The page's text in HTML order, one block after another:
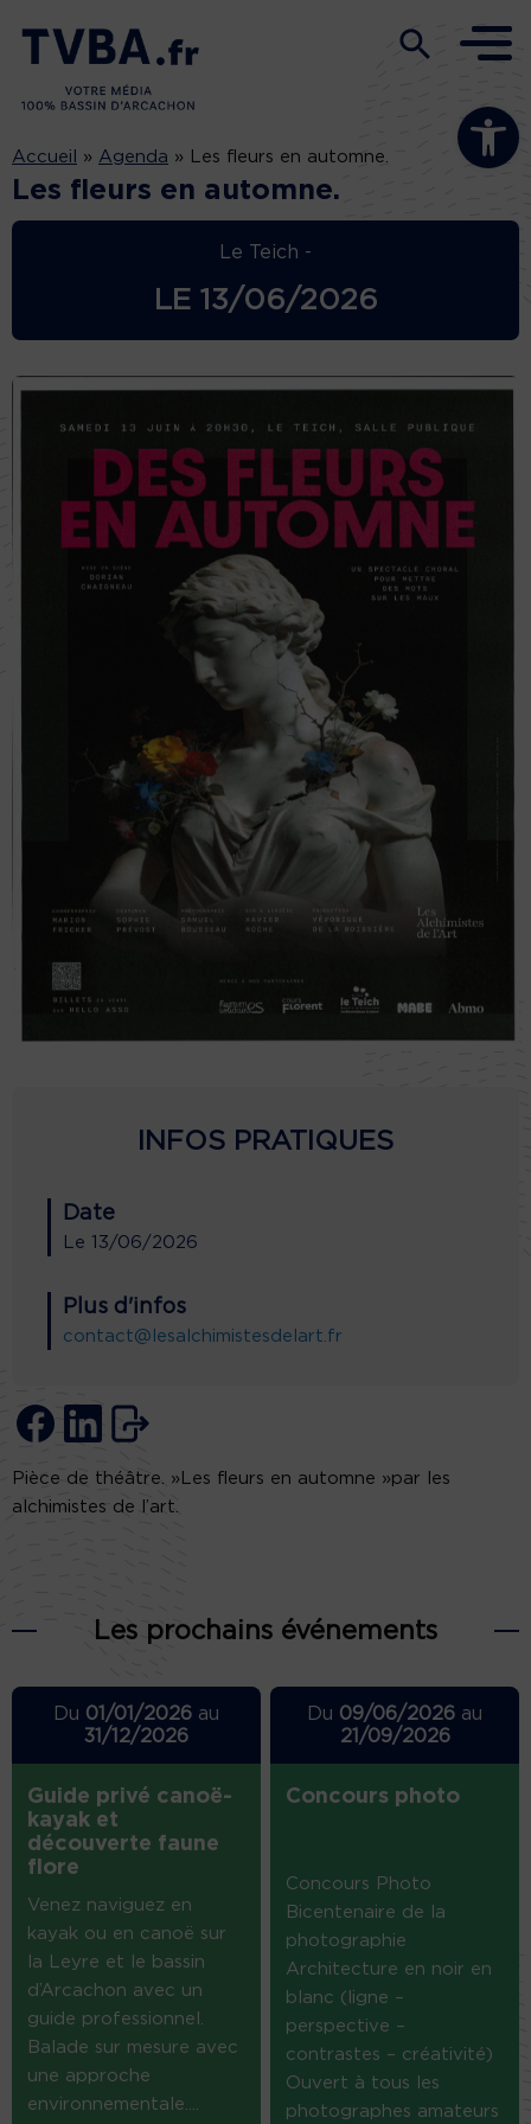
Ouvrir la
Accueil » Agenda » Les fleurs en automne.
Les fleurs en automne.
Le Teich -
LE 13/06/2026
INFOS PRATIQUES
Date
Le 13/06/2026
Plus d'infos
contact@lesalchimistesdelart.fr
Pièce de théâtre. »Les fleurs en automne »par les
alchimistes de l’art.
Les prochains événements
Du 01/01/2026au
31/12/2026
Guide privé canoë-
kayak et
découverte faune
flore
Venez naviguez en
kayak ou en canoë sur
la Leyre et le bassin
d’Arcachon avec un
guide professionnel.
Balade sur mesure avec
une approche
environnementale....
Du 09/06/2026 au
21/09/2026
Concours photo
Concours Photo
Bicentenaire de la
photographie
Architecture en noir en
blanc (ligne –
perspective –
contrastes – créativité)
Ouvert à tous les
photographes amateurs